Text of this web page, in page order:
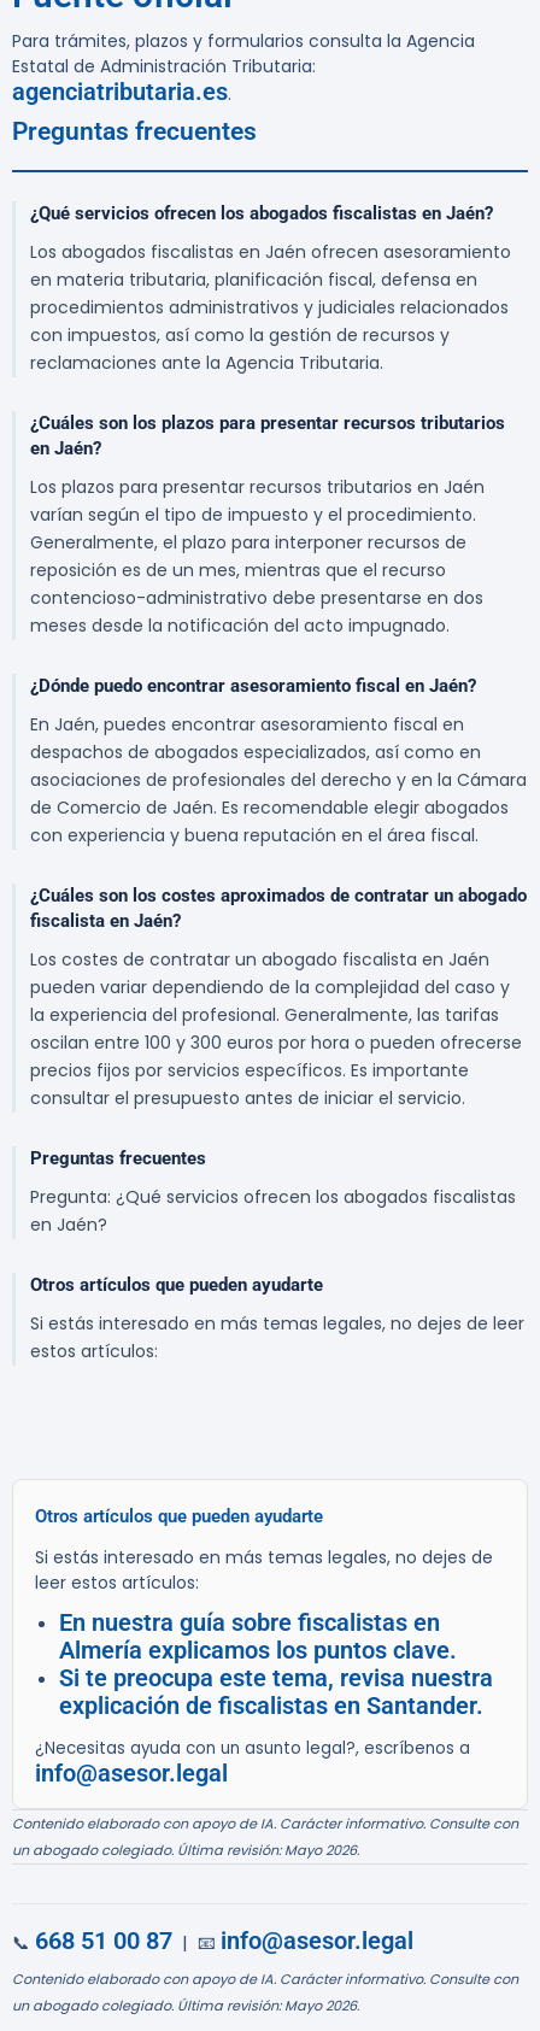
Para trámites, plazos y formularios consulta la Agencia
Estatal de Administración Tributaria:
agenciatributaria.es.
Preguntas frecuentes
¿Qué servicios ofrecen los abogados fiscalistas en Jaén?
Los abogados fiscalistas en Jaén ofrecen asesoramiento
en materia tributaria, planificación fiscal, defensa en
procedimientos administrativos y judiciales relacionados
con impuestos, así como la gestión de recursos y
reclamaciones ante la Agencia Tributaria.
¿Cuáles son los plazos para presentar recursos tributarios
en Jaén?
Los plazos para presentar recursos tributarios en Jaén
varían según el tipo de impuesto y el procedimiento.
Generalmente, el plazo para interponer recursos de
reposición es de un mes, mientras que el recurso
contencioso-administrativo debe presentarse en dos
meses desde la notificación del acto impugnado.
¿Dónde puedo encontrar asesoramiento fiscal en Jaén?
En Jaén, puedes encontrar asesoramiento fiscal en
despachos de abogados especializados, así como en
asociaciones de profesionales del derecho y en la Cámara
de Comercio de Jaén. Es recomendable elegir abogados
con experiencia y buena reputación en el área fiscal.
¿Cuáles son los costes aproximados de contratar un abogado
fiscalista en Jaén?
Los costes de contratar un abogado fiscalista en Jaén
pueden variar dependiendo de la complejidad del caso y
la experiencia del profesional. Generalmente, las tarifas
oscilan entre 100 y 300 euros por hora o pueden ofrecerse
precios fijos por servicios específicos. Es importante
consultar el presupuesto antes de iniciar el servicio.
Preguntas frecuentes
Pregunta: ¿Qué servicios ofrecen los abogados fiscalistas
en Jaén?
Otros artículos que pueden ayudarte
Si estás interesado en más temas legales, no dejes de leer
estos artículos:
Otros artículos que pueden ayudarte
Si estás interesado en más temas legales, no dejes de
leer estos artículos:
En nuestra guía sobre fiscalistas en
Almería explicamos los puntos clave.
Si te preocupa este tema, revisa nuestra
explicación de fiscalistas en Santander.
¿Necesitas ayuda con un asunto legal?, escríbenos a
info@asesor.legal
Contenido elaborado con apoyo de IA. Carácter informativo. Consulte con
un abogado colegiado. Última revisión: Mayo 2026.
📞 668 51 00 87 | 📧 info@asesor.legal
Contenido elaborado con apoyo de IA. Carácter informativo. Consulte con
un abogado colegiado. Última revisión: Mayo 2026.